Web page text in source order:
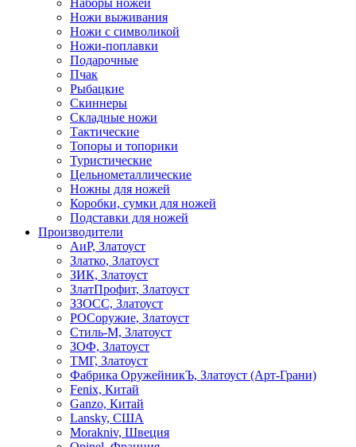
Наборы ножей
Ножи выживания
Ножи с символикой
Ножи-поплавки
Подарочные
Пчак
Рыбацкие
Скиннеры
Складные ножи
Тактические
Топоры и топорики
Туристические
Цельнометаллические
Ножны для ножей
Коробки, сумки для ножей
Подставки для ножей
Производители
АиР, Златоуст
Златко, Златоуст
ЗИК, Златоуст
ЗлатПрофит, Златоуст
ЗЗОСС, Златоуст
РОСоружие, Златоуст
Стиль-М, Златоуст
ЗОФ, Златоуст
ТМГ, Златоуст
Фабрика ОружейникЪ, Златоуст (Арт-Грани)
Fenix, Китай
Ganzo, Китай
Lansky, США
Morakniv, Швеция